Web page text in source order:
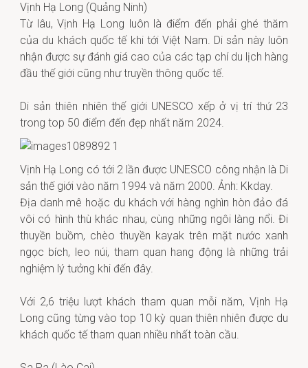
Vịnh Hạ Long (Quảng Ninh)
Từ lâu, Vịnh Hạ Long luôn là điểm đến phải ghé thăm
của du khách quốc tế khi tới Việt Nam. Di sản này luôn
nhận được sự đánh giá cao của các tạp chí du lịch hàng
đầu thế giới cũng như truyền thông quốc tế.
Di sản thiên nhiên thế giới UNESCO xếp ở vị trí thứ 23
trong top 50 điểm đến đẹp nhất năm 2024.
Vịnh Hạ Long có tới 2 lần được UNESCO công nhận là Di
sản thế giới vào năm 1994 và năm 2000. Ảnh: Kkday.
Địa danh mê hoặc du khách với hàng nghìn hòn đảo đá
vôi có hình thù khác nhau, cùng những ngôi làng nổi. Đi
thuyền buồm, chèo thuyền kayak trên mặt nước xanh
ngọc bích, leo núi, tham quan hang động là những trải
nghiệm lý tưởng khi đến đây.
Với 2,6 triệu lượt khách tham quan mỗi năm, Vịnh Hạ
Long cũng từng vào top 10 kỳ quan thiên nhiên được du
khách quốc tế tham quan nhiều nhất toàn cầu.